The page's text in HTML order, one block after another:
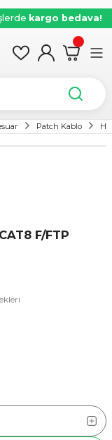
kargo bedava!
Patch Kablo
F/FTP